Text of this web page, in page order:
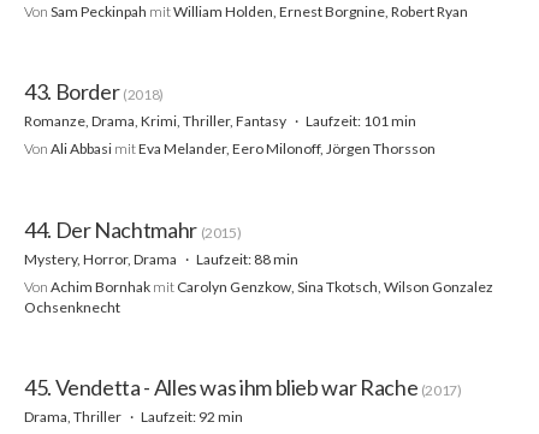
Von Sam Peckinpah mitWilliam Holden, Ernest Borgnine, Robert Ryan
43. Border (2018)
Romanze, Drama, Krimi, Thriller, Fantasy
Laufzeit: 101 min
Von Ali Abbasi mitEva Melander, Eero Milonoff, Jörgen Thorsson
44. Der Nachtmahr (2015)
Mystery, Horror, Drama
Laufzeit: 88 min
Von Achim Bornhak mit Carolyn Genzkow, Sina Tkotsch, Wilson Gonzalez
Ochsenknecht
45. Vendetta - Alles was ihm blieb war Rache (2017)
Drama, Thriller
Laufzeit: 92 min